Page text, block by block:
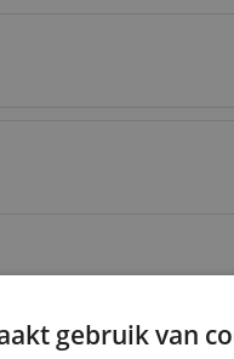
gebruik van